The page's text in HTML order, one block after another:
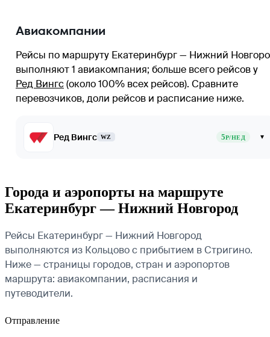
Авиакомпании
Рейсы по маршруту Екатеринбург — Нижний
выполняют 1 авиакомпания; больше всего рейсов у
Ред Вингс(около 100% всех рейсов). Сравните
перевозчиков, доли рейсов и расписание ниже.
Ред Вингс WZ 5Р/НЕД ▾
Города и аэропорты на маршруте
Екатеринбург — Нижний Новгород
Рейсы Екатеринбург — Нижний Новгород
выполняются из Кольцово с прибытием в Стригино.
Ниже — страницы городов, стран и аэропортов
маршрута: авиакомпании, расписания и
путеводители.
Отправление